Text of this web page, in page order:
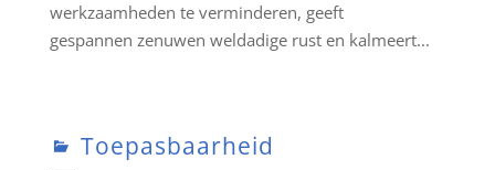
werkzaamheden te verminderen, geeft
gespannen zenuwen weldadige rust en kalmeert...
Toepasbaarheid